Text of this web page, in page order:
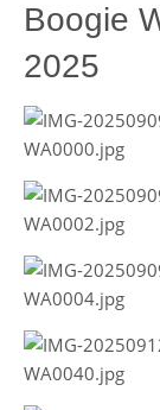
Boogie
2025